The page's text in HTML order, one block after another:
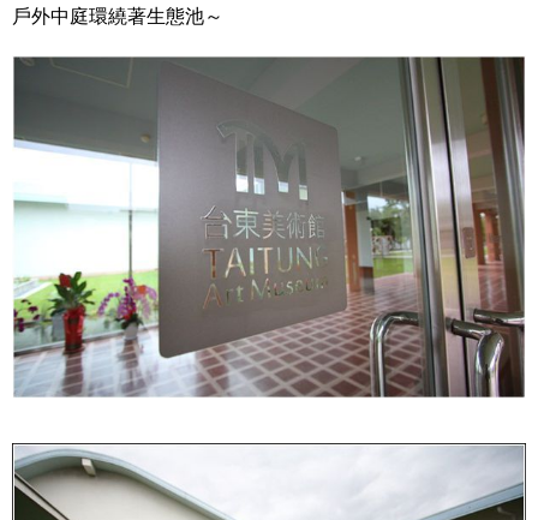
戶外中庭環繞著生態池～